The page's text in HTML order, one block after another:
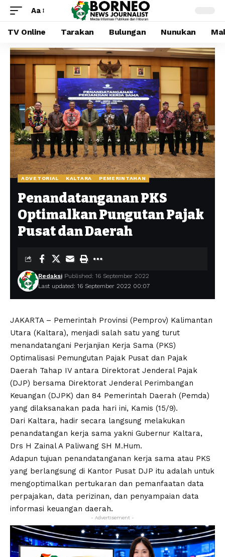
Aa
TV Online Tarakan Bulungan Nunukan
ADVETORIAL KALTARA PEMERINTAHAN
Penandatanganan PKS
Optimalkan Pungutan Pajak
Pusat dan Daerah
Last updated: 16 September 2022 00:07
Redaksi Published: 16 September 2022
JAKARTA – Pemerintah Provinsi (Pemprov) Kalimantan
Utara (Kaltara), menjadi salah satu yang turut
menandatangani Perjanjian Kerja Sama (PKS)
Optimalisasi Pemungutan Pajak Pusat dan Pajak
Daerah Tahap IV antara Direktorat Jenderal Pajak
(DJP) bersama Direktorat Jenderal Perimbangan
Keuangan (DJPK) dan 84 Pemerintah Daerah (Pemda)
yang dilaksanakan pada hari ini, Kamis (15/9).
Dari Kaltara, hadir secara langsung melakukan
penandatangan kerja sama yakni Gubernur Kaltara,
Drs H Zainal A Paliwang SH M.Hum.
Adapun tujuan penandatanganan kerja sama atau PKS
yang berlangsung di Kantor Pusat DJP itu adalah untuk
mengoptimalkan pertukaran dan pemanfaatan data
perpajakan, data perizinan, dan penyampaian data
informasi keuangan daerah.
- Advertisement -